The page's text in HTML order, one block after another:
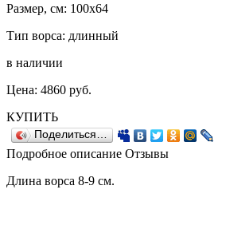
Размер, см: 100х64
Тип ворса: длинный
в наличии
Цена: 4860 руб.
КУПИТЬ
Поделиться…
Подробное описание Отзывы
Длина ворса 8-9 см.